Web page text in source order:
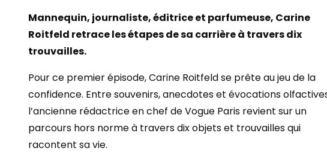
Mannequin, journaliste, éditrice et parfumeuse, Carine
Roitfeld retrace les étapes de sa carrière à travers dix
trouvailles.
Pour ce premier épisode, Carine Roitfeld se prête au jeu de la
confidence. Entre souvenirs, anecdotes et évocations
l’ancienne rédactrice en chef de Vogue Paris revient sur un
parcours hors norme à travers dix objets et trouvailles qui
racontent sa vie.